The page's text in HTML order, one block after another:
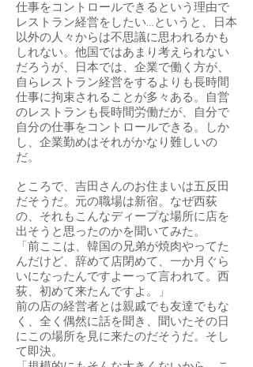
仕事をコントロールできるという理由で
レストラン経営をしたい…というと、日本
以外の人々からは不思議に思われるかも
しれない。他国ではあまり考えられない
だろうが、日本では、企業で働く方が、
自らレストラン経営をするよりも長時間
仕事に拘束されることが多々ある。自営
のレストランも長時間労働だが、自分で
自分の仕事をコントロールできる。しか
し、企業勤めはそれがかなり難しいの
だ。
ところで、吉田さんのお住まいは五反田
だそうだ。元の職場は新宿。なぜ西荻
の、それもこんなディープな場所に店を
出そうと思ったのかを聞いてみた。
「前ここは、韓国の兄弟が焼肉やってた
んだけど、辞めて店閉めて、一か月ぐら
いになったんですよーって言われて。西
荻、初めて来たんですよ。」
前の店の経営者とは親戚でも友達でもな
く、全く偶然に話を聞き、聞いたその日
にこの場所を見に来たのだそうだ。そし
て即決。